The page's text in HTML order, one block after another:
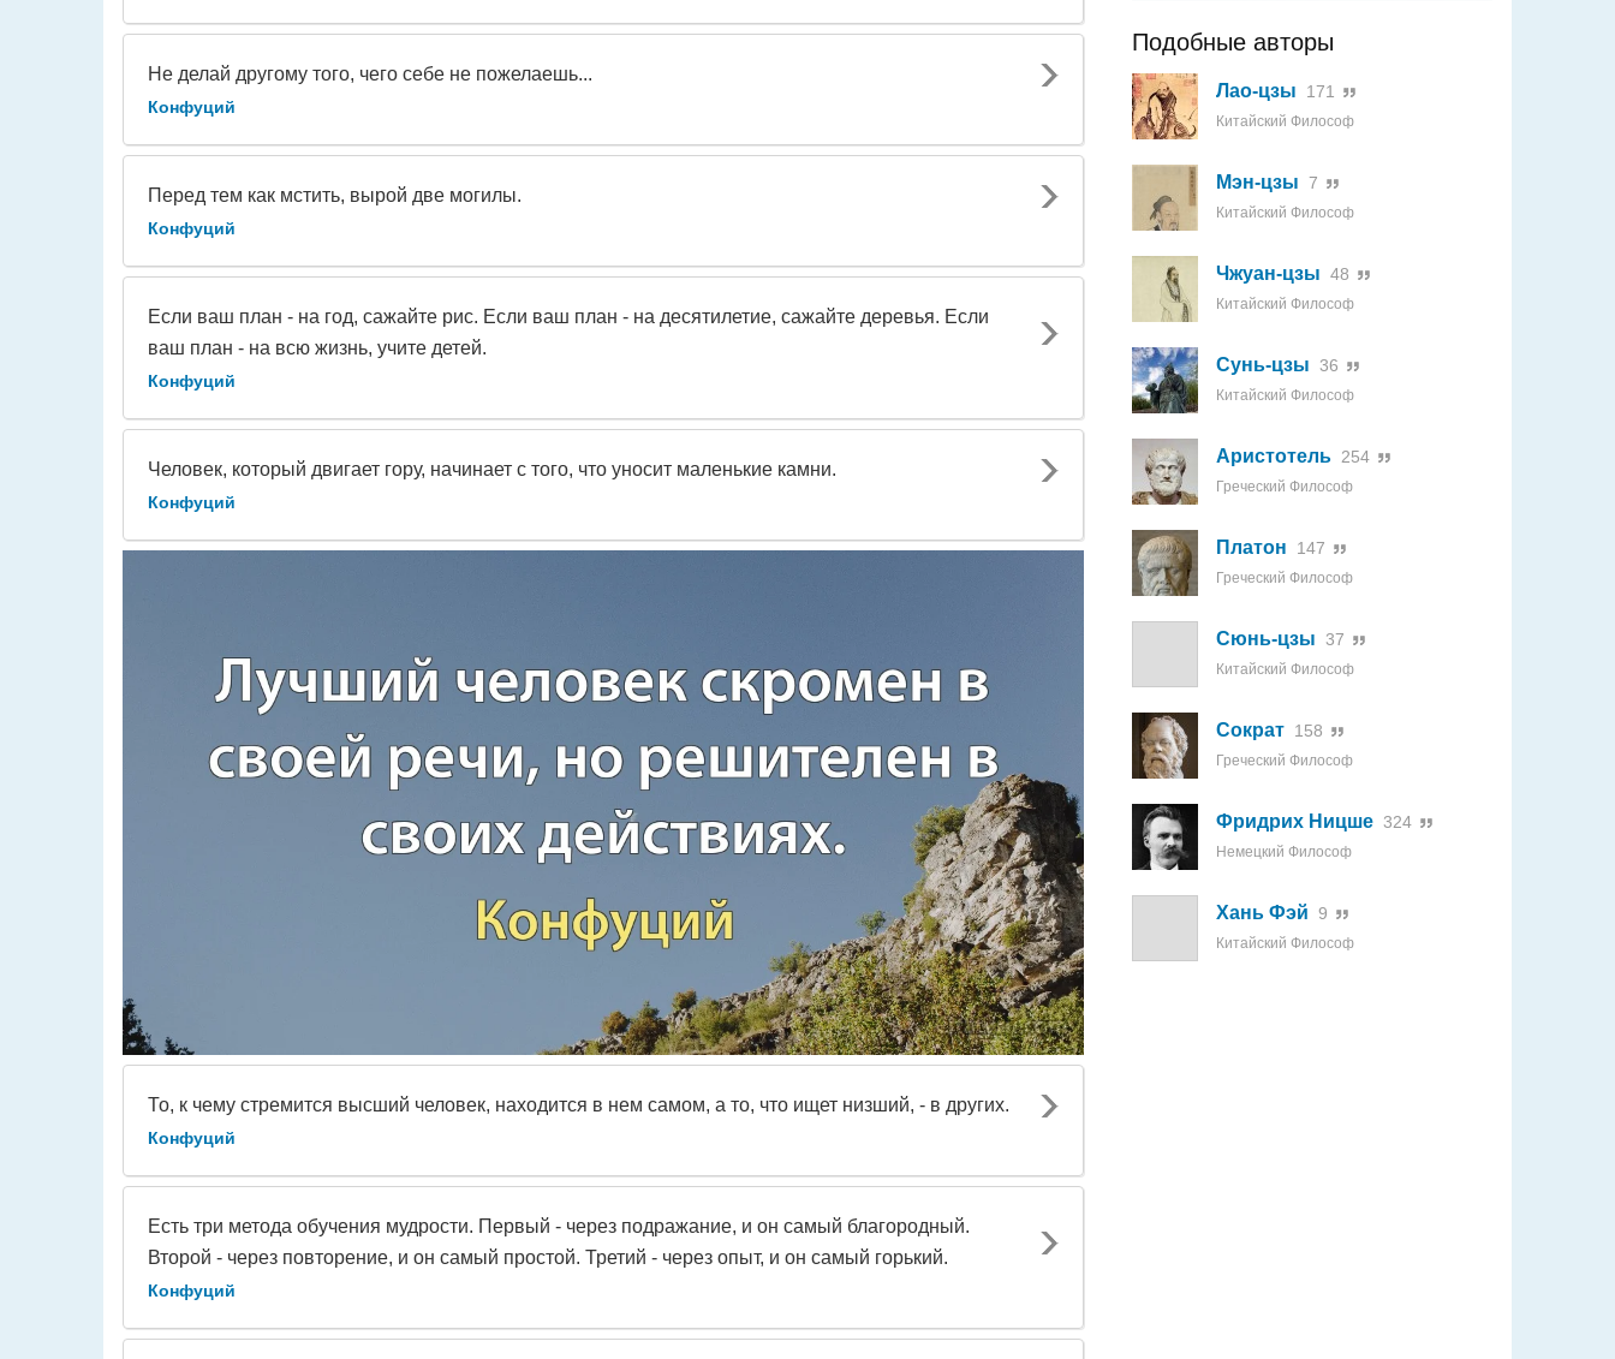
Не делай другому того, чего себе не пожелаешь...
Конфуций
Перед тем как мстить, вырой две могилы.
Конфуций
Если ваш план - на год, сажайте рис. Если ваш план - на десятилетие, сажайте деревья. Если
ваш план - на всю жизнь, учите детей.
Конфуций
Человек, который двигает гору, начинает с того, что уносит маленькие камни.
Конфуций
То, к чему стремится высший человек, находится в нем самом, а то, что ищет низший, - в других.
Конфуций
Есть три метода обучения мудрости. Первый - через подражание, и он самый благородный.
Второй - через повторение, и он самый простой. Третий - через опыт, и он самый горький.
Конфуций
Подобные авторы
Лао-цзы 171
Китайский Философ
Мэн-цзы 7
Китайский Философ
Чжуан-цзы 48
Китайский Философ
Сунь-цзы 36
Китайский Философ
Аристотель 254
Греческий Философ
Платон 147
Греческий Философ
Сюнь-цзы 37
Китайский Философ
Сократ 158
Греческий Философ
Фридрих Ницше 324
Немецкий Философ
Хань Фэй 9
Китайский Философ